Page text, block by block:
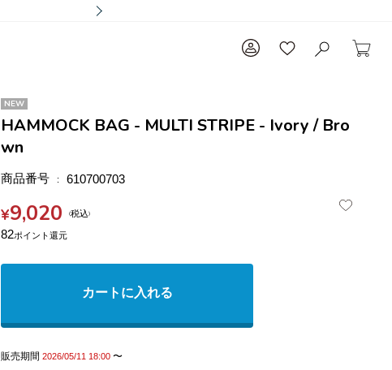
NEW
HAMMOCK BAG - MULTI STRIPE - Ivory / Bro
wn
商品番号 610700703
¥9,020 税込
82
カートに入れる
販売期間 2026/05/11 18:00 〜